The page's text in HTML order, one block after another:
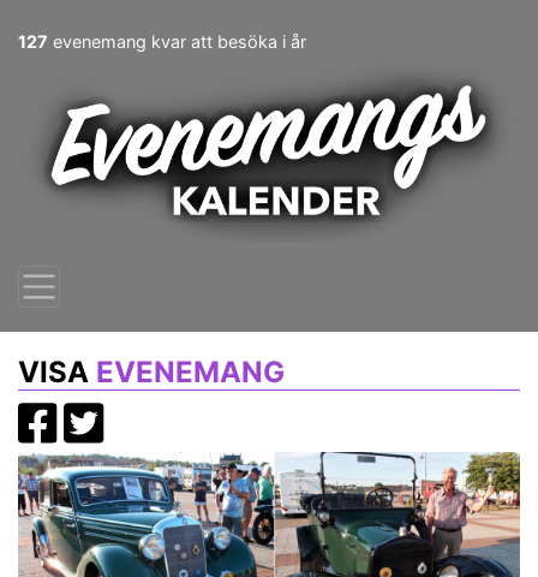
127 evenemang kvar att besöka i år
VISA EVENEMANG